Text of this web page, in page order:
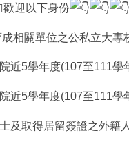
歡迎以下身份
相關單位之公私立大專
近5學年度(107至111
近5學年度(107至111學
及取得居留簽證之外籍